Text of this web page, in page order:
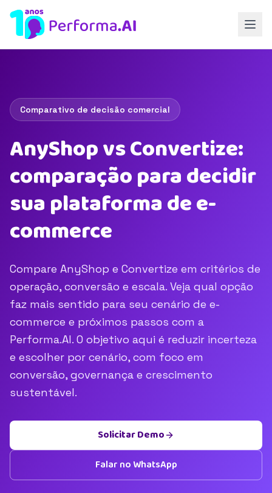
Comparativo de decisão comercial
AnyShop vs Convertize:
comparação para decidir
sua plataforma de e-
commerce
Compare AnyShop e Convertize em critérios de
operação, conversão e escala. Veja qual opção
faz mais sentido para seu cenário de e-
commerce e próximos passos com a
Performa.AI. O objetivo aqui é reduzir incerteza
e escolher por cenário, com foco em
conversão, governança e crescimento
sustentável.
Solicitar Demo
Falar no WhatsApp